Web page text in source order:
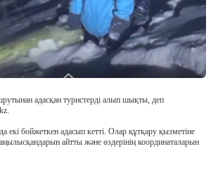
адасқан туристерді алып шықты, деп
екі бойжеткен адасып кетті. Олар құтқару қызметіне
айтты және өздерінің координаталарын